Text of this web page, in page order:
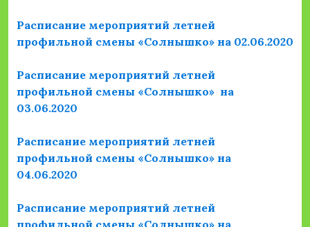
Расписание мероприятий летней
профильной смены «Солнышко» на 02.06.2020
Расписание мероприятий летней
профильной смены «Солнышко» на
03.06.2020
Расписание мероприятий летней
профильной смены «Солнышко» на
04.06.2020
Расписание мероприятий летней